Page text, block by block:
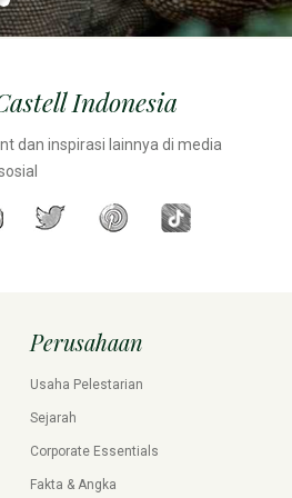
Indonesia
dan inspirasi lainnya di media
Perusahaan
Usaha Pelestarian
Sejarah
Corporate Essentials
Fakta & Angka